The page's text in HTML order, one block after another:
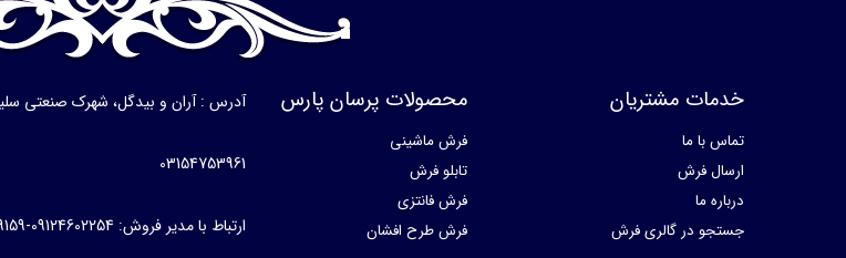
خدمات مشتریان
تماس با ما
ارسال فرش
درباره ما
جستجو در گالری فرش
محصولات پرسان پارس
فرش ماشینی
تابلو فرش
فرش فانتزی
فرش طرح افشان
آدرس : آران و بیدگل، شهرک صنعتی
03154753961
ارتباط با مدیر فروش: 09124602254-09131629159